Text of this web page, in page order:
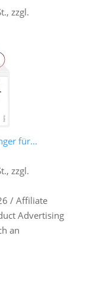
zzgl.
für...
zzgl.
/ Affiliate
Advertising
an